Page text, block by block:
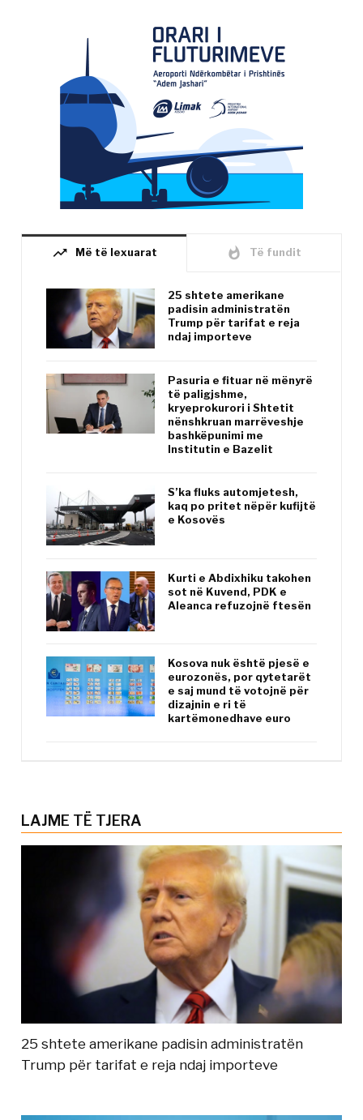
trending_up Më të lexuarat whatshot Të fundit
25 shtete amerikane
padisin administratën
Trump për tarifat e reja
ndaj importeve
Pasuria e fituar në mënyrë
të paligjshme,
kryeprokurori i Shtetit
nënshkruan marrëveshje
bashkëpunimi me
Institutin e Bazelit
S’ka fluks automjetesh,
kaq po pritet nëpër kufijtë
e Kosovës
Kurti e Abdixhiku takohen
sot në Kuvend, PDK e
Aleanca refuzojnë ftesën
Kosova nuk është pjesë e
eurozonës, por qytetarët
e saj mund të votojnë për
dizajnin e ri të
kartëmonedhave euro
LAJME TË TJERA
25 shtete amerikane padisin administratën
Trump për tarifat e reja ndaj importeve